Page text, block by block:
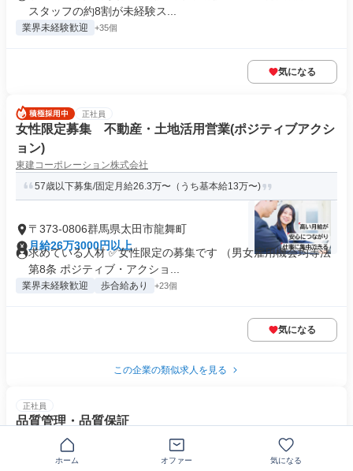
スタッフの約8割が未経験ス...
業界未経験歓迎 +35個
気になる
正社員
女性限定募集 不動産・土地活用営業(ポジティブアクシ
ョン)
東建コーポレーション株式会社
57歳以下募集/固定月給26.3万〜（うち基本給13万〜)
〒373-0806群馬県太田市龍舞町
月給26万3000円以上
求めている人材 ✅女性限定の募集です （男女雇用機会均等法
第8条 ポジティブ・アクショ...
業界未経験歓迎 歩合給あり +23個
気になる
この企業の類似求人を見る
正社員
品質管理・品質保証
株式会社ニノミヤ
年間休日115日／資格取得制度あり／手当もバッチリ！ 未経験者O
ホーム オファー 気になる